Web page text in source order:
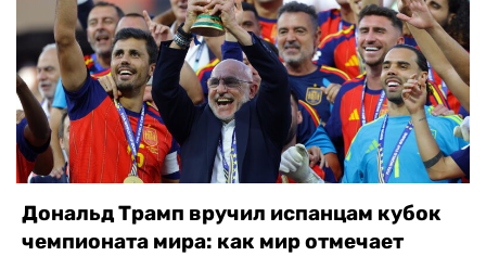
Дональд Трамп вручил испанцам кубок
чемпионата мира: как мир отмечает